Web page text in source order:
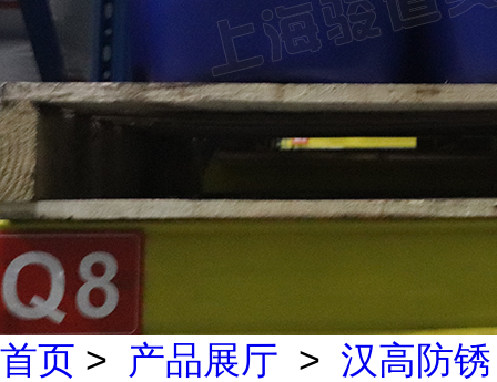
首页 > 产品展厅 > 汉高防锈